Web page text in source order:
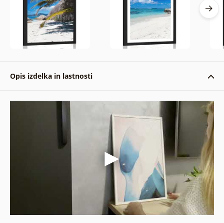
Opis izdelka in lastnosti